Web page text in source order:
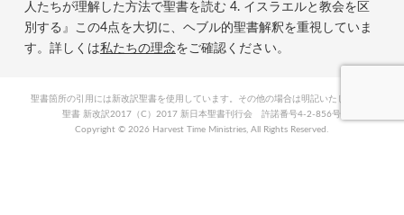
人たちが理解した方法で聖書を読む 4. イスラエルと教会を区
別する』この4点を大切に、ヘブル的聖書解釈を重視していま
す。詳しくは私たちの理念をご確認ください。
聖書箇所の引用には新改訳聖書を使用しています。その他の場合は明記いたします。
聖書 新改訳2017（C）2017 新日本聖書刊行会 許諾番号4-2-856号
Copyright ©2026 Harvest Time Ministries, All Rights Reserved.